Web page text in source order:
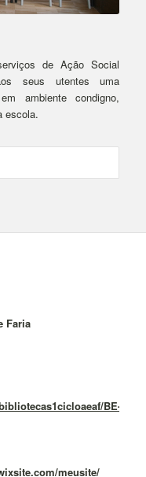
de Ação Social
seus utentes uma
ambiente condigno,
escola.
Faria
BE-
meusite/